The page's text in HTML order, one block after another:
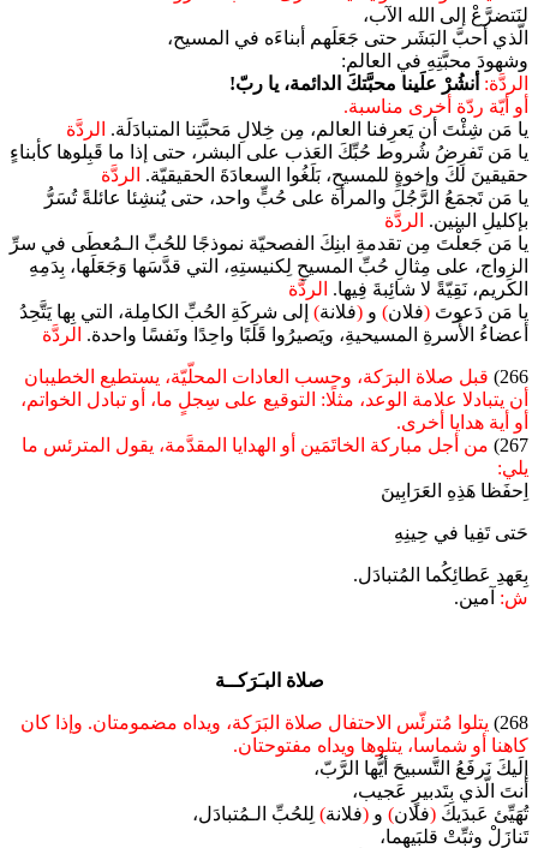
لنَتضرَّعْ إلى الله الآب،
الّذي أحبَّ البَشَر حتى جَعَلَهم أبناءَه في المسيح،
وشهودَ محبَّتِهِ في العالم:
الردَّة: أنشُرْ علَينا محبَّتكَ الدائمة، يا ربّ!
أو أيّة ردّة أخرى مناسبة.
يا مَن شِئْتَ أن يَعرِفنا العالم، مِن خِلالِ مَحبَّتِنا المتبادَلَة. الردَّة
يا مَن تَفرِضُ شُروط حُبِّكَ العَذب على البشر، حتى إذا ما قَبِلوها كأبناءٍ
حقيقينَ لكَ وإخوةٍ للمسيحِ، بَلَغُوا السعادَةَ الحقيقيّة. الردَّة
يا مَن تَجمَعُ الرَّجُلَ والمرأة على حُبٍّ واحد، حتى يُنشِئا عائلةً تُسَرُّ
بإكليلِ البنين. الردَّة
يا مَن جَعلْتَ مِن تقدمةِ ابنِكَ الفصحيّة نموذجًا للحُبِّ الـمُعطَى في سرِّ
الزواج، على مِثالِ حُبِّ المسيحِ لِكنيستِهِ، التي قدَّسَها وَجَعَلَها، بِدَمِهِ
الكَريم، نَقِيّةً لا شائِبةَ فِيها. الردَّة
يا مَن دَعوتَ (فلان) و (فلانة) إلى شرِكَةِ الحُبِّ الكامِلة، التي بِها يَتَّحِدُ
أعضاءُ الأُسرةِ المسيحيةِ، ويَصيرُوا قَلبًا واحِدًا ونَفسًا واحدة. الردَّة
266)
قبل صلاة البرَكة، وحسب العادات المحلّيّة، يستطيع الخطيبان
أن يتبادلا علامة الوعد، مثلًا: التوقيع على سِجلٍ ما، أو تبادل الخواتم،
أو أية هدايا أخرى.
267)
من أجل مباركة الخاتَمَين أو الهدايا المقدَّمة، يقول المترئس ما
يلي:
اِحفَظا هَذِهِ العَرَابِينَ
حَتى تَفِيا في حِينِهِ
بِعَهدِ عَطائِكُما المُتبادَل.
ش: آمين.
صلاة البـَرَكــة
268)
يتلوا مُترئّس الاحتفال صلاة البَرَكة، ويداه مضمومتان. وإذا كان
كاهنا أو شماسا، يتلوها ويداه مفتوحتان.
إلَيكَ نَرفَعُ التَّسبيحَ أيُّها الرَّبّ،
أنتَ الّذي بِتَدبيرٍ عَجيب،
تُهَيِّئ عَبدَيكَ (فلان) و (فلانة) لِلحُبِّ الـمُتبادَل،
تَنازَلْ وثبِّتْ قلبَيهِما،